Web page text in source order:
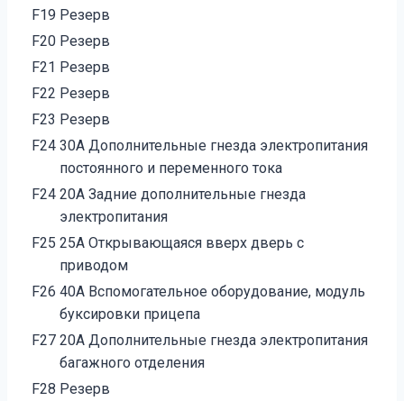
F19 Резерв
F20 Резерв
F21 Резерв
F22 Резерв
F23 Резерв
F24 30А Дополнительные гнезда электропитания
постоянного и переменного тока
F24 20А Задние дополнительные гнезда
электропитания
F25 25А Открывающаяся вверх дверь с
приводом
F26 40А Вспомогательное оборудование, модуль
буксировки прицепа
F27 20А Дополнительные гнезда электропитания
багажного отделения
F28 Резерв